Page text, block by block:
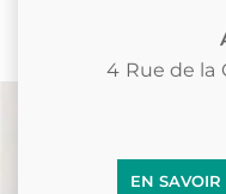
4 Rue de la
EN SAVOIR